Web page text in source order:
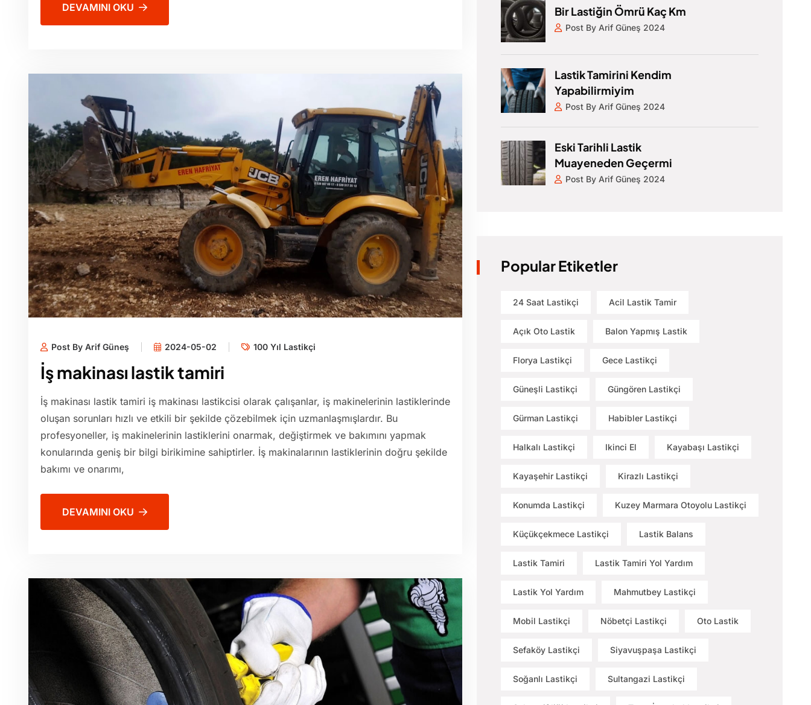
DEVAMINI OKU
Post By Arif Güneş 2024-05-02 100 Yıl Lastikçi
İş makinası lastik tamiri
İş makinası lastik tamiri iş makinası lastikcisi olarak çalışanlar, iş makinelerinin lastiklerinde
oluşan sorunları hızlı ve etkili bir şekilde çözebilmek için uzmanlaşmışlardır. Bu
profesyoneller, iş makinelerinin lastiklerini onarmak, değiştirmek ve bakımını yapmak
konularında geniş bir bilgi birikimine sahiptirler. İş makinalarının lastiklerinin doğru şekilde
bakımı ve onarımı,
DEVAMINI OKU
Bir Lastiğin Ömrü Kaç Km
Post By Arif Güneş 2024
Lastik Tamirini Kendim
Yapabilirmiyim
Post By Arif Güneş 2024
Eski Tarihli Lastik
Muayeneden Geçermi
Post By Arif Güneş 2024
Popular Etiketler
24 Saat Lastikçi Acil Lastik Tamir
Açık Oto Lastik Balon Yapmış Lastik
Florya Lastikçi Gece Lastikçi
Güneşli Lastikçi Güngören Lastikçi
Gürman Lastikçi Habibler Lastikçi
Halkalı Lastikçi Ikinci El Kayabaşı Lastikçi
Kayaşehir Lastikçi Kirazlı Lastikçi
Konumda Lastikçi Kuzey Marmara Otoyolu Lastikçi
Küçükçekmece Lastikçi Lastik Balans
Lastik Tamiri Lastik Tamiri Yol Yardım
Lastik Yol Yardım Mahmutbey Lastikçi
Mobil Lastikçi Nöbetçi Lastikçi Oto Lastik
Sefaköy Lastikçi Siyavuşpaşa Lastikçi
Soğanlı Lastikçi Sultangazi Lastikçi